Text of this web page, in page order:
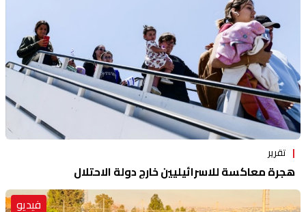
تقرير
هجرة معاكسة للاسرائيليين خارج دولة الاحتلال
فيديو